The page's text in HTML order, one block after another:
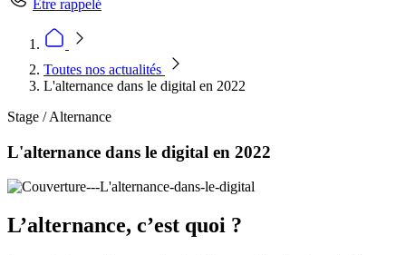
Être rappelé
Toutes nos actualités
L'alternance dans le digital en 2022
Stage / Alternance
L'alternance dans le digital en 2022
L’alternance, c’est quoi ?